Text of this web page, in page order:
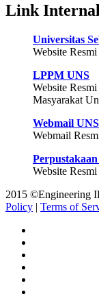
Link
Universitas
Website
LPPM UNS
Website
Masyarakat
Webmail UNS
Webmail
Website
2015 ©Engineering
Policy | Terms of